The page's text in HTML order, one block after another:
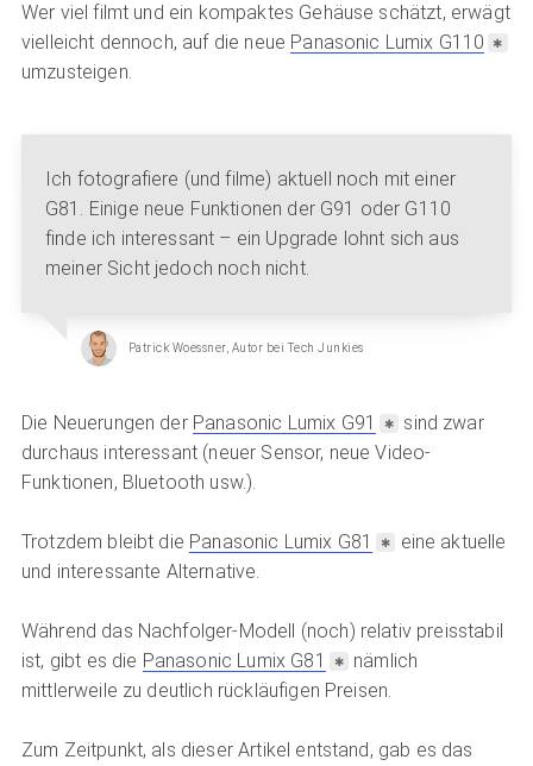
Wer viel filmt und ein kompaktes Gehäuse schätzt, erwägt
vielleicht dennoch, auf die neue Panasonic Lumix G110
umzusteigen.
Ich fotografiere (und filme) aktuell noch mit einer
G81. Einige neue Funktionen der G91 oder G110
finde ich interessant – ein Upgrade lohnt sich aus
meiner Sicht jedoch noch nicht.
Patrick Woessner, Autor bei Tech Junkies
Die Neuerungen der Panasonic Lumix G91
sind zwar
durchaus interessant (neuer Sensor, neue Video-
Funktionen, Bluetooth usw.).
Trotzdem bleibt die Panasonic Lumix G81
eine aktuelle
und interessante Alternative.
Während das Nachfolger-Modell (noch) relativ preisstabil
ist, gibt es die Panasonic Lumix G81
nämlich
mittlerweile zu deutlich rückläufigen Preisen.
Zum Zeitpunkt, als dieser Artikel entstand, gab es das